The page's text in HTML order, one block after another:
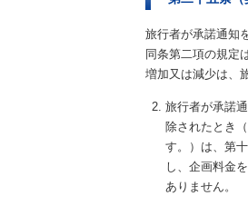
旅行者が承諾通知
同条第二項の規定
増加又は減少は、
旅行者が承諾
除されたとき
す。）は、第
し、企画料金
ありません。